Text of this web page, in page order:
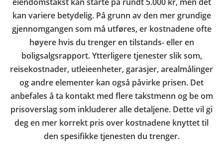
kan variere betydelig. På grunn av den mer grundige
gjennomgangen som må utføres, er kostnadene ofte
høyere hvis du trenger en tilstands- eller en
boligsalgsrapport. Ytterligere tjenester slik som,
reisekostnader, utleieenheter, garasjer, arealmålinger
og andre elementer kan også påvirke prisen. Det
anbefales å ta kontakt med flere takstmenn og be om
prisoverslag som inkluderer alle detaljene. Dette vil gi
deg en mer korrekt pris over kostnadene knyttet til
den spesifikke tjenesten du trenger.